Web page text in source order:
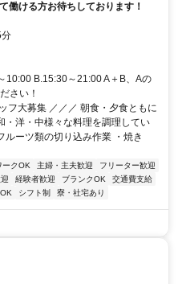
働ける方お待ちしております！
10:00 B.15:30～21:00 A＋B、Aの
さい！
フ大募集 ／／／ 朝食・夕食ともに
・洋・中様々な料理を調理してい
ーツ類の切り込み作業 ・焼き
ークOK 主婦・主夫歓迎
フリーター歓迎
経験者歓迎 ブランクOK
交通費支給
シフト制 寮・社宅あり